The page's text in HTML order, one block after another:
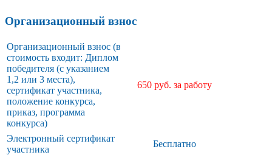
Организационный взнос
Организационный взнос (в
стоимость входит: Диплом
победителя (с указанием
1,2 или 3 места),
сертификат участника,
положение конкурса,
приказ, программа
конкурса)
650 руб. за работу
Электронный сертификат
участника
Бесплатно